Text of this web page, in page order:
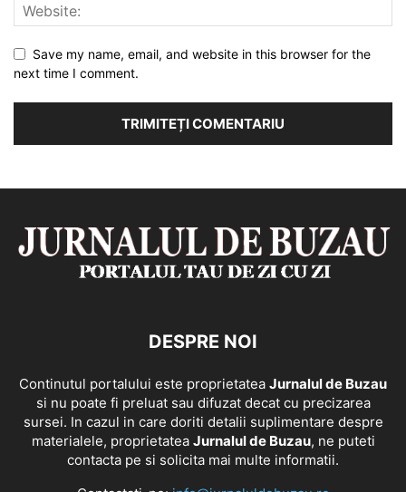
Save my name, email, and website in this browser for the
next time I comment.
DESPRE NOI
Continutul portalului este proprietatea Jurnalul de Buzau
si nu poate fi preluat sau difuzat decat cu precizarea
sursei. In cazul in care doriti detalii suplimentare despre
materialele, proprietatea Jurnalul de Buzau, ne puteti
contacta pe si solicita mai multe informatii.